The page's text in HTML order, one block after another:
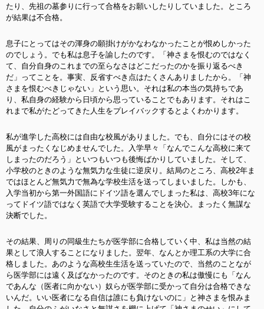
たり、先祖の墓参りに行って合格をお願いしたりしていました。
ところ
が結果は不合格。
息子にとってはその渾身の願掛けがかなわなかったことが恨めしかった
のでしょう。でも私は息子を諭したのです。「神さまを恨むのではなく
て、自分自身のこれまでの至らなさはどこだったのかを振り返るべき
だ」ってことを。事実、反省すべき点はたくさんありましたから。「神
さまを恨むべきじゃない」という思い。それは私の本当の気持ちであ
り、私自身の経験から日頃から思っていることでもあります。それはこ
れまで私がたどってきた人生をプレイバックするとよくわかります。
私が進学した高校には自由な校風がありました。でも、自分にはその校
風がまったくなじめませんでした。入学早々「なんでこんな高校に来て
しまったのだろう」といつもいつも後悔ばかりしていました。そして、
小学校のときのような無気力な生徒に逆戻り。結局のところ、高校2年ま
ではほとんど無気力で無為な学校生活を送ってしまいました。しかも、
入学当初から第一外国語にドイツ語を選んでしまった私は、高校3年にな
ってドイツ語ではなく英語で大学受験することを決心。まったく無謀な
決断でした。
その結果、周りの同級生たちが医学部に合格していく中、私は当然の結
果として浪人することになりました。翌年、なんとか理工系の大学に合
格しました。あのような高校生生活を送っていたので、当然のことなが
ら医学部には遠く及ばなかったのです。そのときの私は傲慢にも「なん
であんな（医者に向かない）奴らが医学部に受かって自分は合格できな
いんだ。いい医者になる自信は誰にも負けないのに」と神さまを恨みま